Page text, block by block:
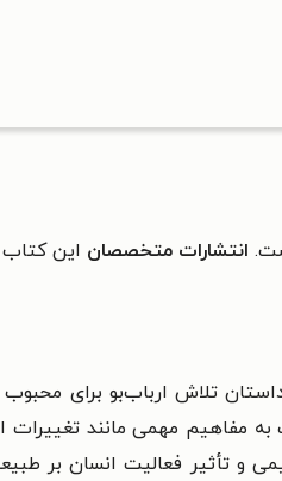
انتشارات متخصصان این
تلاش ارباب‌بو برای
مفاهیم مهمی مانند
و تأثیر فعالیت انسان بر